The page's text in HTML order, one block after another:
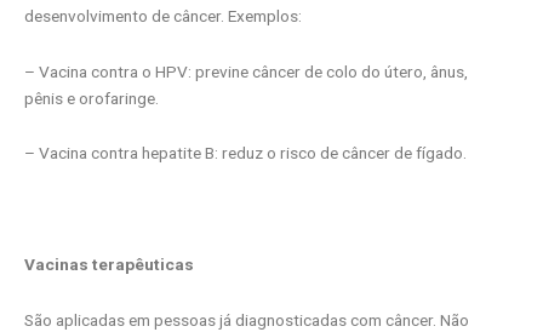
desenvolvimento de câncer. Exemplos:
– Vacina contra o HPV: previne câncer de colo do útero, ânus,
pênis e orofaringe.
– Vacina contra hepatite B: reduz o risco de câncer de fígado.
Vacinas terapêuticas
São aplicadas em pessoas já diagnosticadas com câncer. Não